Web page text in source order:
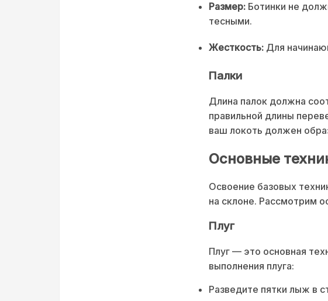
Размер: Ботинки не
тесными.
Жесткость: Для
Палки
Длина палок должна
правильной длины
ваш локоть должен
Основные
Освоение базовых
на склоне. Рассмотрим
Плуг
Плуг — это основная
выполнения плуга:
Разведите пятки лыж в